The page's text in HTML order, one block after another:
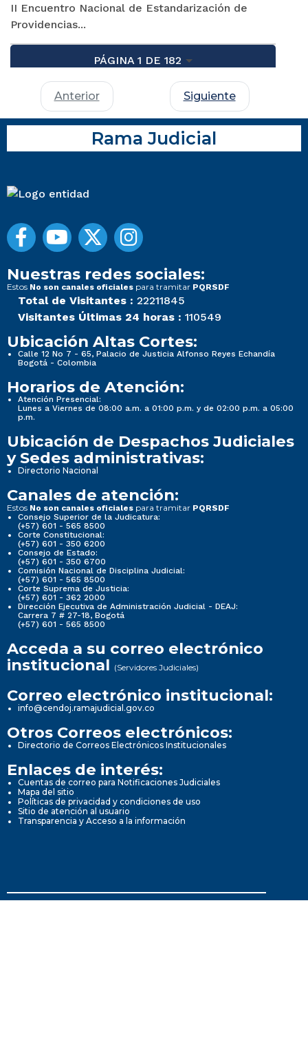
II Encuentro Nacional de Estandarización de
Providencias...
PÁGINA 1 DE 182
Anterior Siguiente
Rama Judicial
Nuestras redes sociales:
Estos No son canales oficiales para tramitar PQRSDF
Total de Visitantes : 22211845
Visitantes Últimas 24 horas : 110549
Ubicación Altas Cortes:
Calle 12 No 7 - 65, Palacio de Justicia Alfonso Reyes Echandía
Bogotá - Colombia
Horarios de Atención:
Atención Presencial:
Lunes a Viernes de 08:00 a.m. a 01:00 p.m. y de 02:00 p.m. a 05:00
p.m.
Ubicación de Despachos Judiciales
y Sedes administrativas:
Directorio Nacional
Canales de atención:
Estos No son canales oficiales para tramitar PQRSDF
Consejo Superior de la Judicatura:
(+57) 601 - 565 8500
Corte Constitucional:
(+57) 601 - 350 6200
Consejo de Estado:
(+57) 601 - 350 6700
Comisión Nacional de Disciplina Judicial:
(+57) 601 - 565 8500
Corte Suprema de Justicia:
(+57) 601 - 362 2000
Dirección Ejecutiva de Administración Judicial - DEAJ:
Carrera 7 # 27-18, Bogotá
(+57) 601 - 565 8500
Acceda a su correo electrónico
institucional (Servidores Judiciales)
Correo electrónico institucional:
info@cendoj.ramajudicial.gov.co
Otros Correos electrónicos:
Directorio de Correos Electrónicos Institucionales
Enlaces de interés:
Cuentas de correo para Notificaciones Judiciales
Mapa del sitio
Políticas de privacidad y condiciones de uso
Sitio de atención al usuario
Transparencia y Acceso a la información